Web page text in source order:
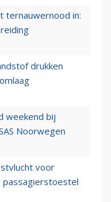
ternauwernood in:
drukken
weekend bij
Noorwegen
voor
passagierstoestel